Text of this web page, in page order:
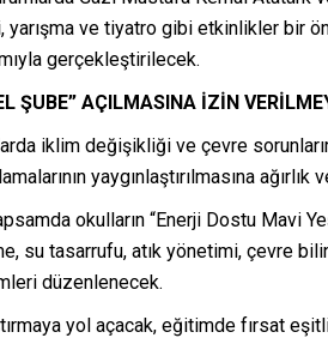
yarışma ve tiyatro gibi etkinlikler bir
gerçekleştirilecek.
ŞUBE” AÇILMASINA İZİN
iklim değişikliği ve çevre
yaygınlaştırılmasına ağırlık
okulların “Enerji Dostu Mavi
su tasarrufu, atık yönetimi, çevre
düzenlenecek.
yol açacak, eğitimde fırsat